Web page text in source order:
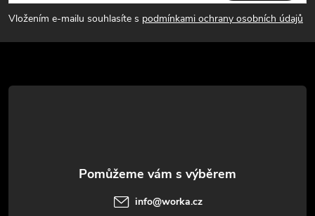
p
a
t
Vložením e-mailu souhlasíte s podmínkami ochrany osobních údajů
info@worka.cz